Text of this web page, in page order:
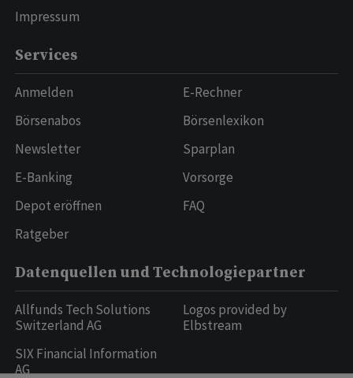
Impressum
Services
Anmelden
Börsenabos
Newsletter
E-Banking
Depot eröffnen
Ratgeber
E-Rechner
Börsenlexikon
Sparplan
Vorsorge
FAQ
Datenquellen und Technologiepartner
Allfunds Tech Solutions
Switzerland AG
SIX Financial Information
AG
Logos provided by
Elbstream